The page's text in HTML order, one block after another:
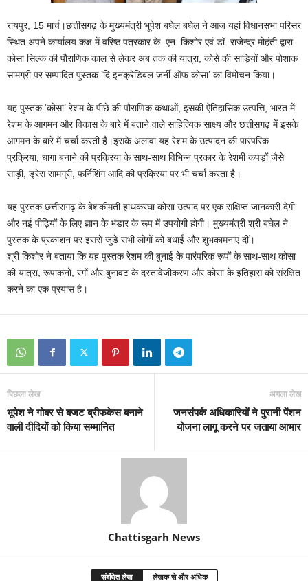
रायपुर, 15 मार्च।छत्तीसगढ़ के मुख्यमंत्री भूपेश बघेल बघेल ने आज यहां विधानसभा परिसर
स्थित अपने कार्यालय कक्ष में वरिष्ठ पत्रकार के. एन. किशोर एवं डॉ. राजेन्द्र मोहंती द्वारा
कोसा सिल्क की पौराणिक काल से लेकर अब तक की यात्रा, कोसे की साड़ियों और पोशाक
सामग्री पर सम्पादित पुस्तक ’दि इनक्रेडिबल जर्नी ऑफ कोसा’ का विमोचन किया।
यह पुस्तक ‘कोसा’ रेशम के पीछे की पौराणिक कथाओं, इसकी ऐतिहासिक उत्पत्ति, भारत में
रेशम के आगमन और विकास के बारे में बताने वाले साहित्यिक साक्ष्य और छत्तीसगढ़ में इसके
आगमन के बारे में चर्चा करती है।इसके अलावा यह रेशम के उत्पादन की पारंपरिक
प्रक्रिया, धागा बनाने की प्रक्रिया के साथ-साथ विभिन्न प्रकार के रेशमी कपड़ों जैसे
साड़ी, ड्रेस सामग्री, फर्निशिंग आदि की प्रक्रिया पर भी चर्चा करता है।
यह पुस्तक छत्तीसगढ़ के बेशकीमती हाथकरघा कोसा उत्पाद पर एक संक्षिप्त जानकारी देगी
और नई पीढ़ियों के लिए ज्ञान के भंडार के रूप में उपयोगी होगी। मुख्यमंत्री श्री बघेल ने
पुस्तक के प्रकाशन पर इससे जुड़े सभी लोगों को बधाई और शुभकामनाएं दीं।
श्री किशोर ने बताया कि यह पुस्तक रेशम की बुनाई के पारंपरिक रूपों के साथ-साथ कोसा
की यात्रा, रूपांकनों, रंगों और बुनावट के दस्तावेजीकरण और कोसा के इतिहास को संरक्षित
करने का एक प्रयास है।
पिछला लेख
भूपेश ने गोबर से बजट ब्रीफकेस बनाने
वाली दीदियों को किया सम्मानित
अगला लेख
जनसंपर्क अधिकारियों ने पुरानी पेंशन
योजना लागू करने पर जताया आभार
Chattisgarh News
संबंधित लेख लेखक से और अधिक